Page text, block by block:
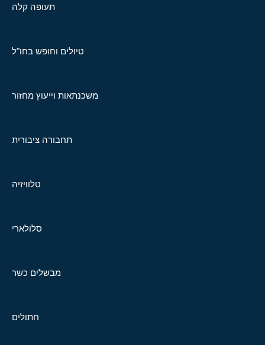
תעופה קלה
טיולים וחופש בחו"ל
משכנתאות וייעוץ מחזור
תחבורה ציבורית
טלוויזיה
סלולארי
מבשלים כשר
חתולים